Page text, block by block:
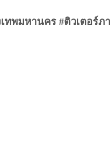
พมหานคร #ติวเตอร์